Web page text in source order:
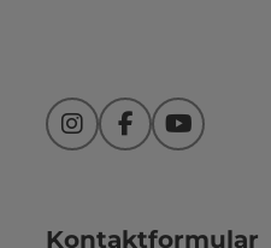
InstagramFacebookYouTube
Kontaktformular